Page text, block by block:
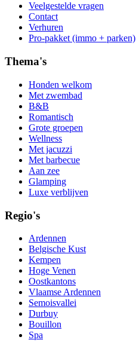
Veelgestelde vragen
Contact
Verhuren
Pro-pakket (immo + parken)
Thema's
Honden welkom
Met zwembad
B&B
Romantisch
Grote groepen
Wellness
Met jacuzzi
Met barbecue
Aan zee
Glamping
Luxe verblijven
Regio's
Ardennen
Belgische Kust
Kempen
Hoge Venen
Oostkantons
Vlaamse Ardennen
Semoisvallei
Durbuy
Bouillon
Spa